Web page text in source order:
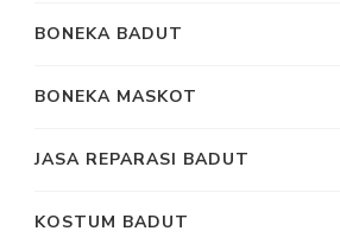
BONEKA BADUT
BONEKA MASKOT
JASA REPARASI BADUT
KOSTUM BADUT